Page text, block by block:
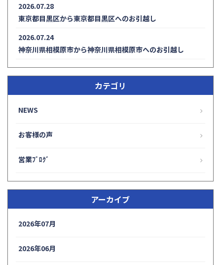
2026.07.28
東京都目黒区から東京都目黒区へのお引越し
2026.07.24
神奈川県相模原市から神奈川県相模原市へのお引越し
カテゴリ
NEWS
お客様の声
営業ﾌﾞﾛｸﾞ
アーカイブ
2026年07月
2026年06月